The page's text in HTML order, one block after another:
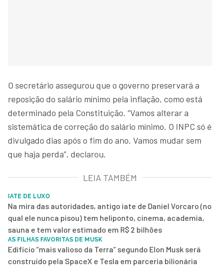
O secretário assegurou que o governo preservará a
reposição do salário mínimo pela inflação, como está
determinado pela Constituição. “Vamos alterar a
sistemática de correção do salário mínimo. O INPC só é
divulgado dias após o fim do ano. Vamos mudar sem
que haja perda”, declarou.
LEIA TAMBÉM
IATE DE LUXO
Na mira das autoridades, antigo iate de Daniel Vorcaro (no
qual ele nunca pisou) tem heliponto, cinema, academia,
sauna e tem valor estimado em R$ 2 bilhões
AS FILHAS FAVORITAS DE MUSK
Edifício “mais valioso da Terra” segundo Elon Musk será
construído pela SpaceX e Tesla em parceria bilionária